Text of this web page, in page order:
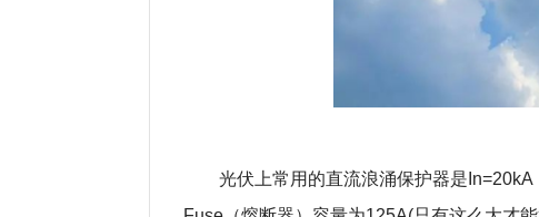
光伏上常用的直流浪涌保护器是